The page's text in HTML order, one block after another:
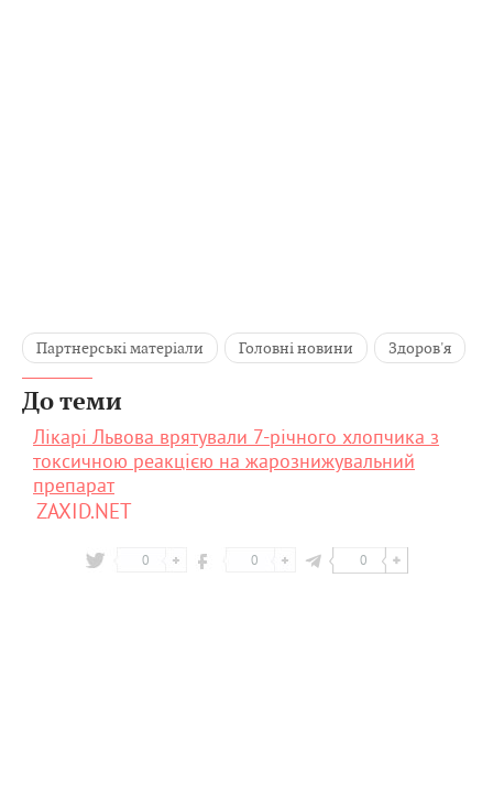
Партнерські матеріали Головні новини Здоров'я
До теми
Лікарі Львова врятували 7-річного хлопчика з
токсичною реакцією на жарознижувальний
препарат
ZAXID.NET
0 0 0